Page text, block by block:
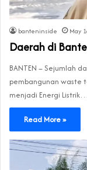
banteninside May
Daerah di
BANTEN – Sejumlah
pembangunan waste
menjadi Energi Listrik…
Read More »